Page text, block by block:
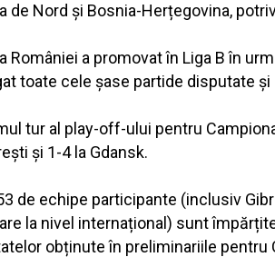
de Nord și Bosnia-Herțegovina,
României a promovat în Liga B în
toate cele șase partide disputate
tur al play-off-ului pentru
și 1-4 la Gdansk.
de echipe participante (inclusiv
la nivel internațional) sunt
obținute în preliminariile pentru